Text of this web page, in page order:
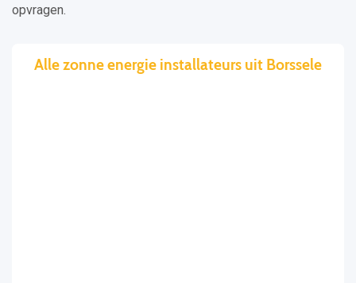
opvragen.
Alle zonne energie installateurs uit Borssele